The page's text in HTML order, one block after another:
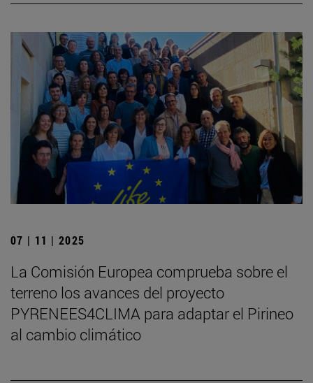
07 | 11 | 2025
La Comisión Europea comprueba sobre el
terreno los avances del proyecto
PYRENEES4CLIMA para adaptar el Pirineo
al cambio climático